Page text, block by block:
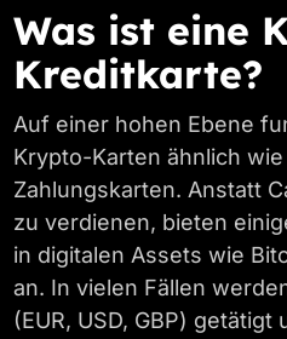
Was ist eine
Kreditkarte?
Auf einer hohen Ebene
Krypto-Karten ähnlich
Zahlungskarten. Anstatt
zu verdienen, bieten
in digitalen Assets wie
an. In vielen Fällen
(EUR, USD, GBP)